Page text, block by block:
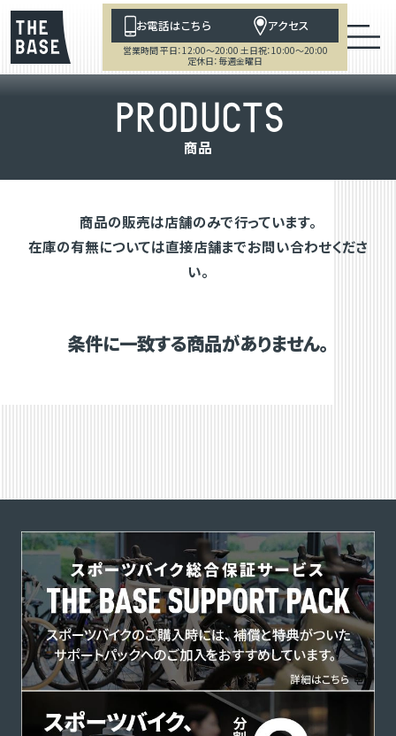
お電話はこちら アクセス
営業時間 平日：12:00～20:00 土日祝：10:00～20:00
定休日：毎週金曜日
PRODUCTS
商品
商品の販売は店舗のみで行っています。
在庫の有無については直接店舗までお問い合わせくださ
い。
条件に一致する商品がありません。